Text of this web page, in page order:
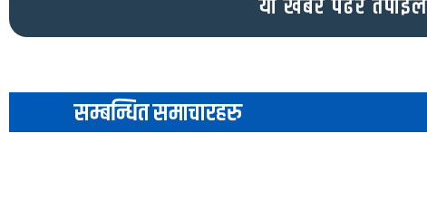
यो खबर पढेर
सम्बन्धित समाचारहरु